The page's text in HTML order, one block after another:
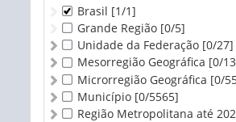
Brasil [1/1]
Grande Região [0/5]
Unidade da Federação [0/27]
Mesorregião Geográfica [0/
Microrregião Geográfica [0/
Município [0/5565]
Região Metropolitana até